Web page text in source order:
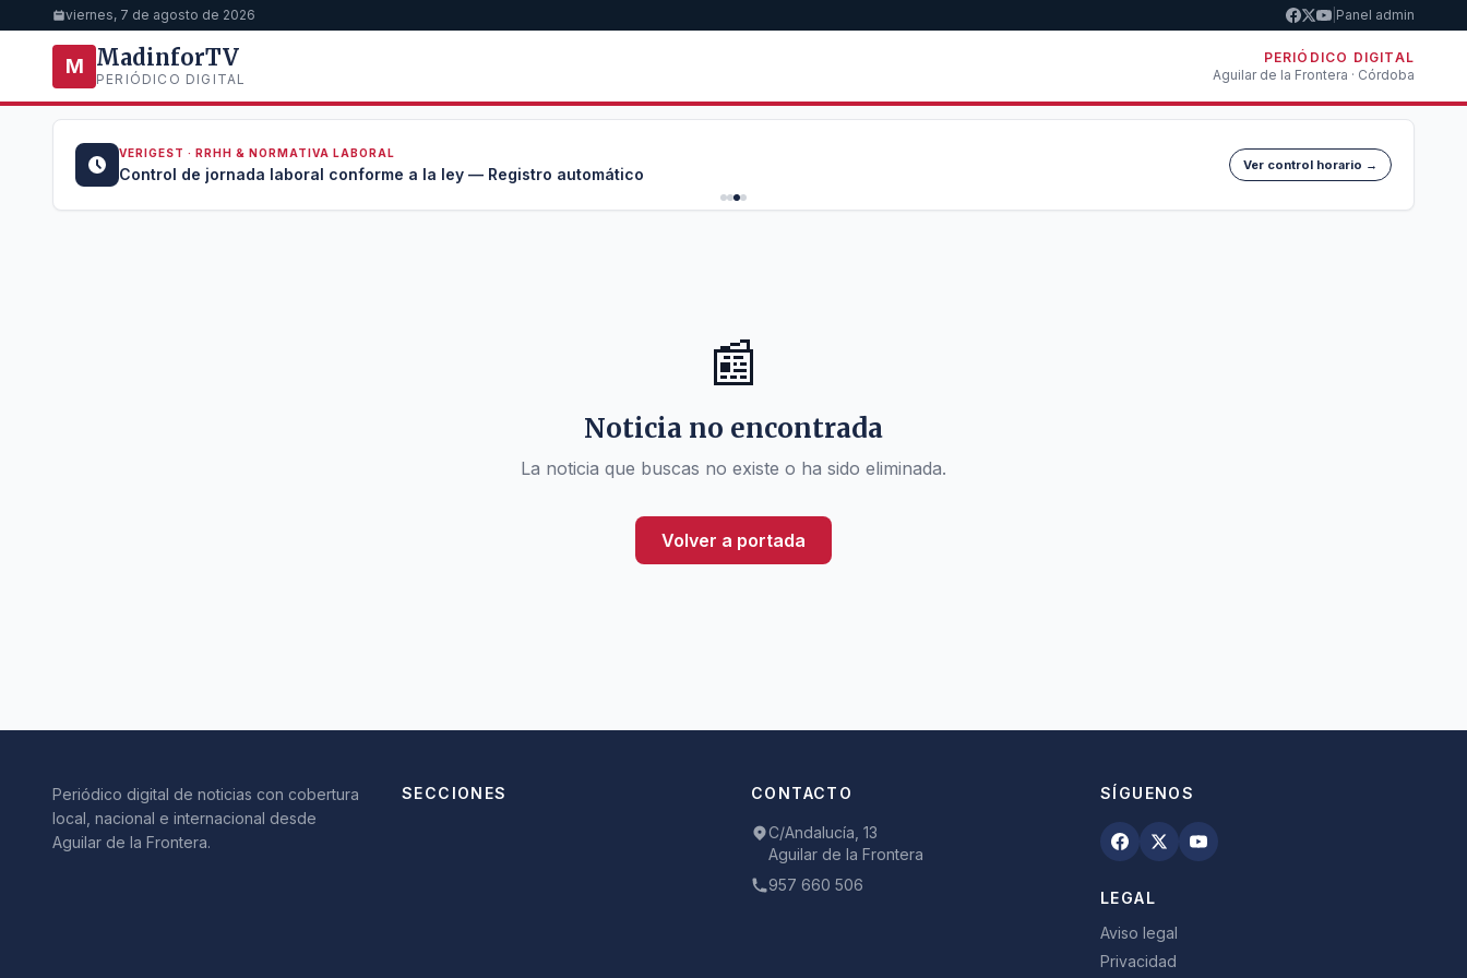
viernes, 7 de agosto de 2026 Panel admin
M MadinforTV
PERIÓDICO DIGITAL
PERIÓDICO DIGITAL
Aguilar de la Frontera · Córdoba
VERIGEST · RRHH & NORMATIVA LABORAL
Control de jornada laboral conforme a la ley — Registro automático Ver control horario →
📰
Noticia no encontrada
La noticia que buscas no existe o ha sido eliminada.
Volver a portada
Periódico digital de noticias con cobertura
local, nacional e internacional desde
Aguilar de la Frontera.
SECCIONES CONTACTO
C/Andalucía, 13
Aguilar de la Frontera
957 660 506
SÍGUENOS
LEGAL
Aviso legal
Privacidad